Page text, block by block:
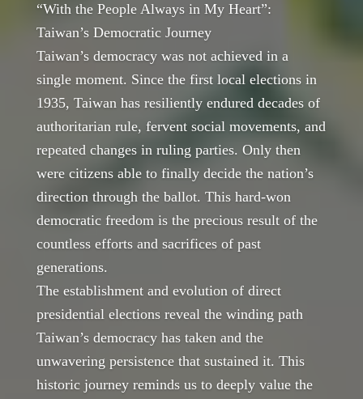
“With the People Always in My Heart”:
Taiwan’s Democratic Journey
Taiwan’s democracy was not achieved in a
single moment. Since the first local elections in
1935, Taiwan has resiliently endured decades of
authoritarian rule, fervent social movements, and
repeated changes in ruling parties. Only then
were citizens able to finally decide the nation’s
direction through the ballot. This hard-won
democratic freedom is the precious result of the
countless efforts and sacrifices of past
generations.
The establishment and evolution of direct
presidential elections reveal the winding path
Taiwan’s democracy has taken and the
unwavering persistence that sustained it. This
historic journey reminds us to deeply value the